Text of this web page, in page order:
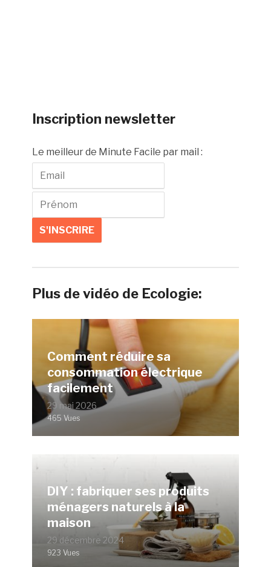
Inscription newsletter
Le meilleur de Minute Facile par mail :
Plus de vidéo de Ecologie:
Comment réduire sa
consommation électrique
facilement
29 mai 2026
465 Vues
DIY : fabriquer ses produits
ménagers naturels à la
maison
29 décembre 2024
923 Vues